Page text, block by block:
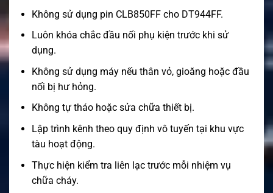
Không sử dụng pin CLB850FF cho DT944FF.
Luôn khóa chắc đầu nối phụ kiện trước khi sử
dụng.
Không sử dụng máy nếu thân vỏ, gioăng hoặc đầu
nối bị hư hỏng.
Không tự tháo hoặc sửa chữa thiết bị.
Lập trình kênh theo quy định vô tuyến tại khu vực
tàu hoạt động.
Thực hiện kiểm tra liên lạc trước mỗi nhiệm vụ
chữa cháy.